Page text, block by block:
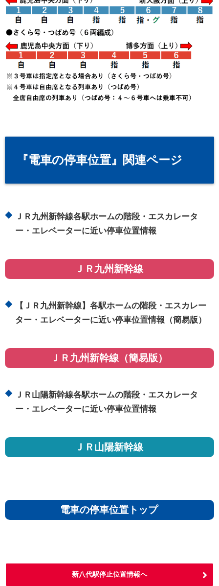
『電車の停車位置』関連ページ
ＪＲ九州新幹線各駅ホームの階段・エスカレータ
ー・エレベーターに近い停車位置情報
ＪＲ九州新幹線
【ＪＲ九州新幹線】各駅ホームの階段・エスカレー
ター・エレベーターに近い停車位置情報（簡易版）
ＪＲ九州新幹線（簡易版）
ＪＲ山陽新幹線各駅ホームの階段・エスカレータ
ー・エレベーターに近い停車位置情報
ＪＲ山陽新幹線
電車の停車位置トップ
新八代駅停止位置情報へ